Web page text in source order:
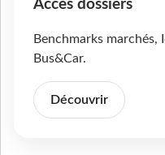
Accès dossiers
Benchmarks
Bus&Car.
Découvrir